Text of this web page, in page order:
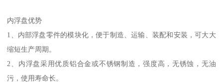
内浮盘优势
1、内部浮盘零件的模块化，便于制造、运输、装配和安装，可大大
缩短生产周期。
2、内浮盘采用优质铝合金或不锈钢制造，强度高，无锈蚀，无油
污，使用寿命长。